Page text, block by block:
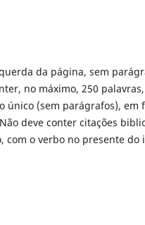
da página, sem
no máximo, 250
único (sem parágrafos), em
deve conter citações
o verbo no presente do